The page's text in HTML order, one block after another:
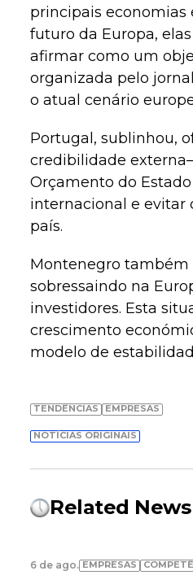
principais economias
futuro da Europa,
afirmar como um
organizada pelo
o atual cenário
Portugal, sublinhou,
credibilidade
Orçamento do
internacional e evitar
país.
Montenegro também
sobressaindo na
investidores. Esta
crescimento
modelo de
TENDÊNCIAS EMPRESAS
NOTÍCIAS ORIGINAIS
Related News
6 de ago. EMPRESAS